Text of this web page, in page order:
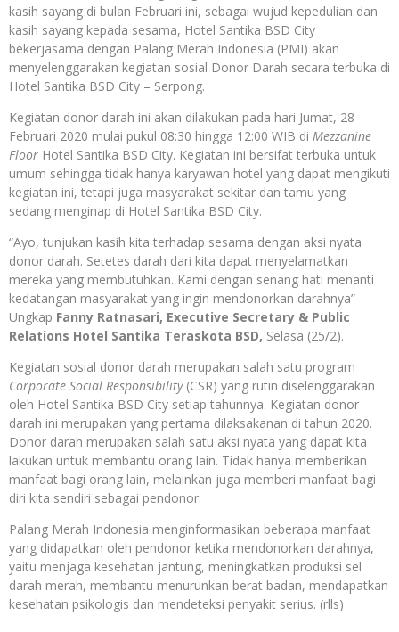
kasih sayang di bulan Februari ini, sebagai wujud kepedulian dan
kasih sayang kepada sesama, Hotel Santika BSD City
bekerjasama dengan Palang Merah Indonesia (PMI) akan
menyelenggarakan kegiatan sosial Donor Darah secara terbuka di
Hotel Santika BSD City – Serpong.
Kegiatan donor darah ini akan dilakukan pada hari Jumat, 28
Februari 2020 mulai pukul 08:30 hingga 12:00 WIB di Mezzanine
Floor Hotel Santika BSD City. Kegiatan ini bersifat terbuka untuk
umum sehingga tidak hanya karyawan hotel yang dapat mengikuti
kegiatan ini, tetapi juga masyarakat sekitar dan tamu yang
sedang menginap di Hotel Santika BSD City.
“Ayo, tunjukan kasih kita terhadap sesama dengan aksi nyata
donor darah. Setetes darah dari kita dapat menyelamatkan
mereka yang membutuhkan. Kami dengan senang hati menanti
kedatangan masyarakat yang ingin mendonorkan darahnya”
Ungkap Fanny Ratnasari, Executive Secretary & Public
Relations Hotel Santika Teraskota BSD, Selasa (25/2).
Kegiatan sosial donor darah merupakan salah satu program
Corporate Social Responsibility (CSR) yang rutin diselenggarakan
oleh Hotel Santika BSD City setiap tahunnya. Kegiatan donor
darah ini merupakan yang pertama dilaksakanan di tahun 2020.
Donor darah merupakan salah satu aksi nyata yang dapat kita
lakukan untuk membantu orang lain. Tidak hanya memberikan
manfaat bagi orang lain, melainkan juga memberi manfaat bagi
diri kita sendiri sebagai pendonor.
Palang Merah Indonesia menginformasikan beberapa manfaat
yang didapatkan oleh pendonor ketika mendonorkan darahnya,
yaitu menjaga kesehatan jantung, meningkatkan produksi sel
darah merah, membantu menurunkan berat badan, mendapatkan
kesehatan psikologis dan mendeteksi penyakit serius. (rlls)